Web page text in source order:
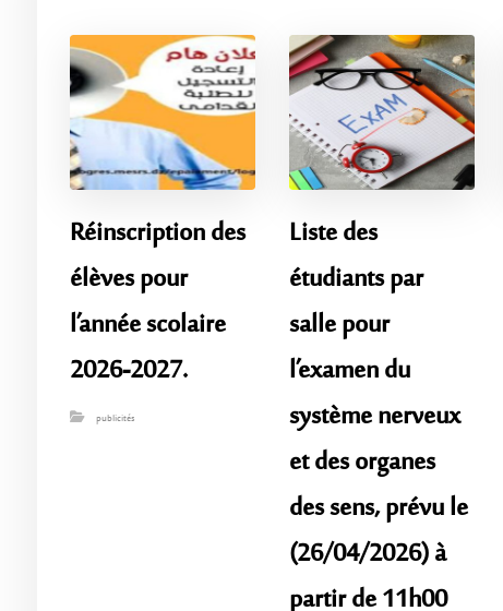
Réinscription des
élèves pour
l’année scolaire
2026-2027.
publicités
Liste des
étudiants par
salle pour
l’examen du
système nerveux
et des organes
des sens, prévu le
(26/04/2026) à
partir de 11h00